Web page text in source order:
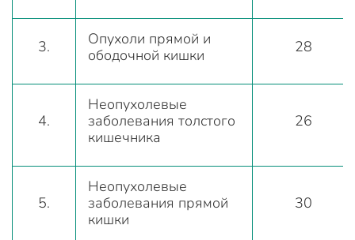
3.
Опухоли прямой и
ободочной кишки
28
4.
Неопухолевые
заболевания толстого
кишечника
26
5.
Неопухолевые
заболевания прямой
кишки
30